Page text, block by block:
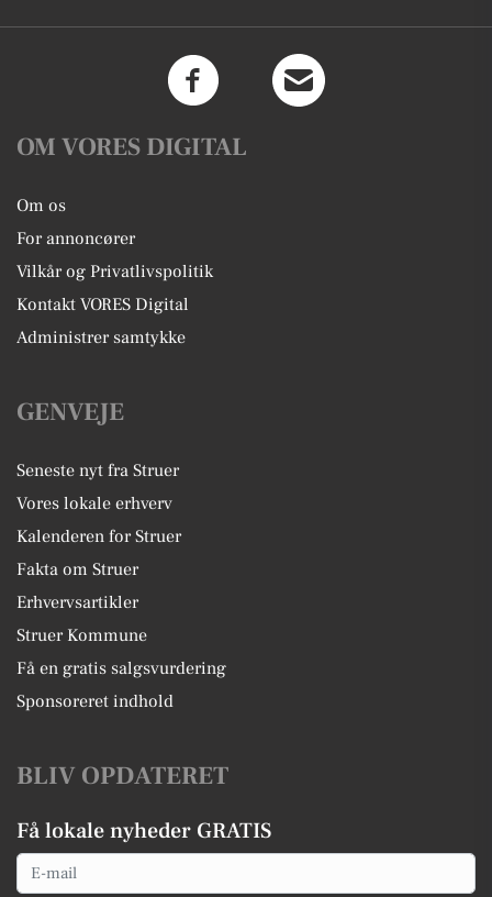
OM VORES DIGITAL
Om os
For annoncører
Vilkår og Privatlivspolitik
Kontakt VORES Digital
Administrer samtykke
GENVEJE
Seneste nyt fra Struer
Vores lokale erhverv
Kalenderen for Struer
Fakta om Struer
Erhvervsartikler
Struer Kommune
Få en gratis salgsvurdering
Sponsoreret indhold
BLIV OPDATERET
Få lokale nyheder GRATIS
Email